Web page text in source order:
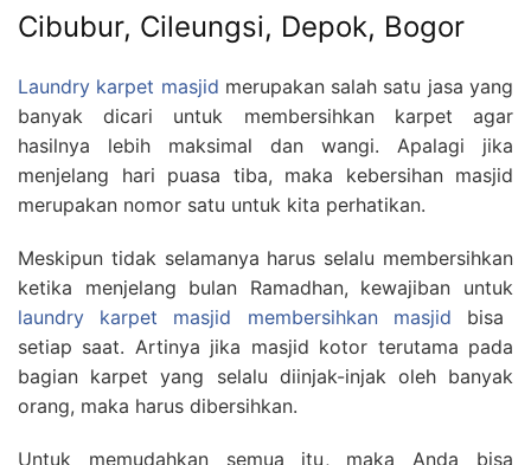
Cibubur, Cileungsi, Depok, Bogor
Laundry karpet masjid merupakan salah satu jasa yang
banyak dicari untuk membersihkan karpet agar
hasilnya lebih maksimal dan wangi. Apalagi jika
menjelang hari puasa tiba, maka kebersihan masjid
merupakan nomor satu untuk kita perhatikan.
Meskipun tidak selamanya harus selalu membersihkan
ketika menjelang bulan Ramadhan, kewajiban untuk
laundry karpet masjid membersihkan masjid bisa
setiap saat. Artinya jika masjid kotor terutama pada
bagian karpet yang selalu diinjak-injak oleh banyak
orang, maka harus dibersihkan.
Untuk memudahkan semua itu, maka Anda bisa